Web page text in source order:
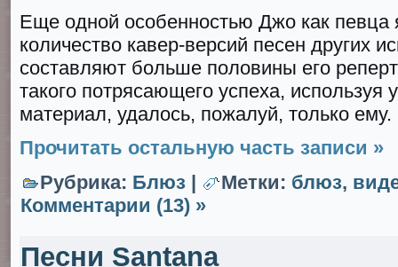
Еще одной особенностью Джо как певца
количество кавер-версий песен других
составляют больше половины его
такого потрясающего успеха, используя
материал, удалось, пожалуй, только ему.
Прочитать остальную часть записи »
Рубрика: Блюз | Метки: блюз,
Комментарии (13) »
Песни Santana